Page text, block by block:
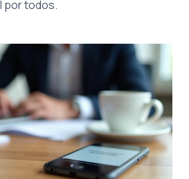
por todos.